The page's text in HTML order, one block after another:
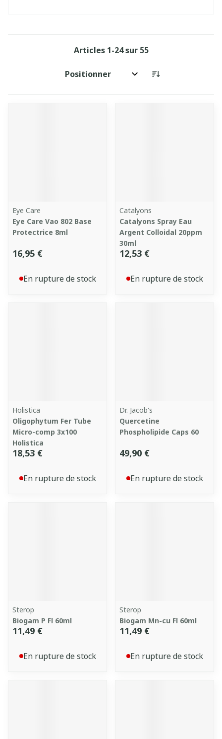
Articles 1-24sur 55
Trier par:
Eye Care
Eye Care Vao 802 Base
Protectrice 8ml
16,95 €
En rupture de stock
Catalyons
Catalyons Spray Eau
Argent Colloidal 20ppm
30ml
12,53 €
En rupture de stock
Holistica
Oligophytum Fer Tube
Micro-comp 3x100
Holistica
18,53 €
En rupture de stock
Dr. Jacob's
Quercetine
Phospholipide Caps 60
49,90 €
En rupture de stock
Sterop
Biogam P Fl 60ml
11,49 €
En rupture de stock
Sterop
Biogam Mn-cu Fl 60ml
11,49 €
En rupture de stock